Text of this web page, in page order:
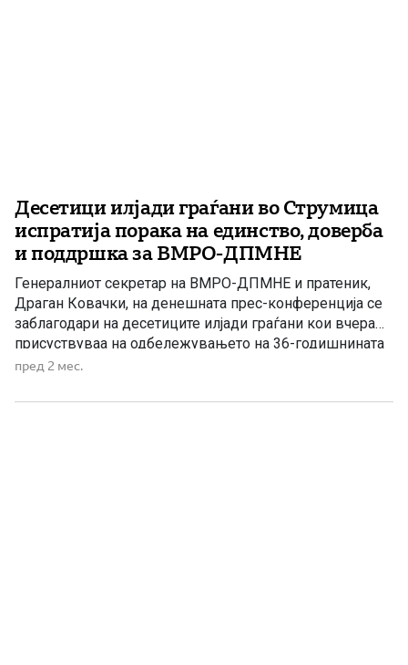
Десетици илјади граѓани во Струмица
испратија порака на единство, доверба
и поддршка за ВМРО-ДПМНЕ
Генералниот секретар на ВМРО-ДПМНЕ и пратеник,
Драган Ковачки, на денешната прес-конференција се
заблагодари на десетиците илјади граѓани кои вчера
присуствуваа на одбележувањето на 36-годишнината
од формирањето на ВМРО-ДПМНЕ во Струмица,
единство, заедништво и поддршка за политиките на
пред 2 мес.